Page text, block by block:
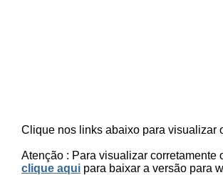
Clique nos links abaixo para visualizar
Atenção : Para visualizar corretamente
clique aqui para baixar a versão para